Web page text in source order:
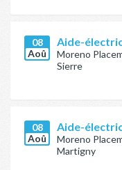
08
Aoû
Aide-
Moreno
Sierre
08
Aoû
Aide-
Moreno
Martigny